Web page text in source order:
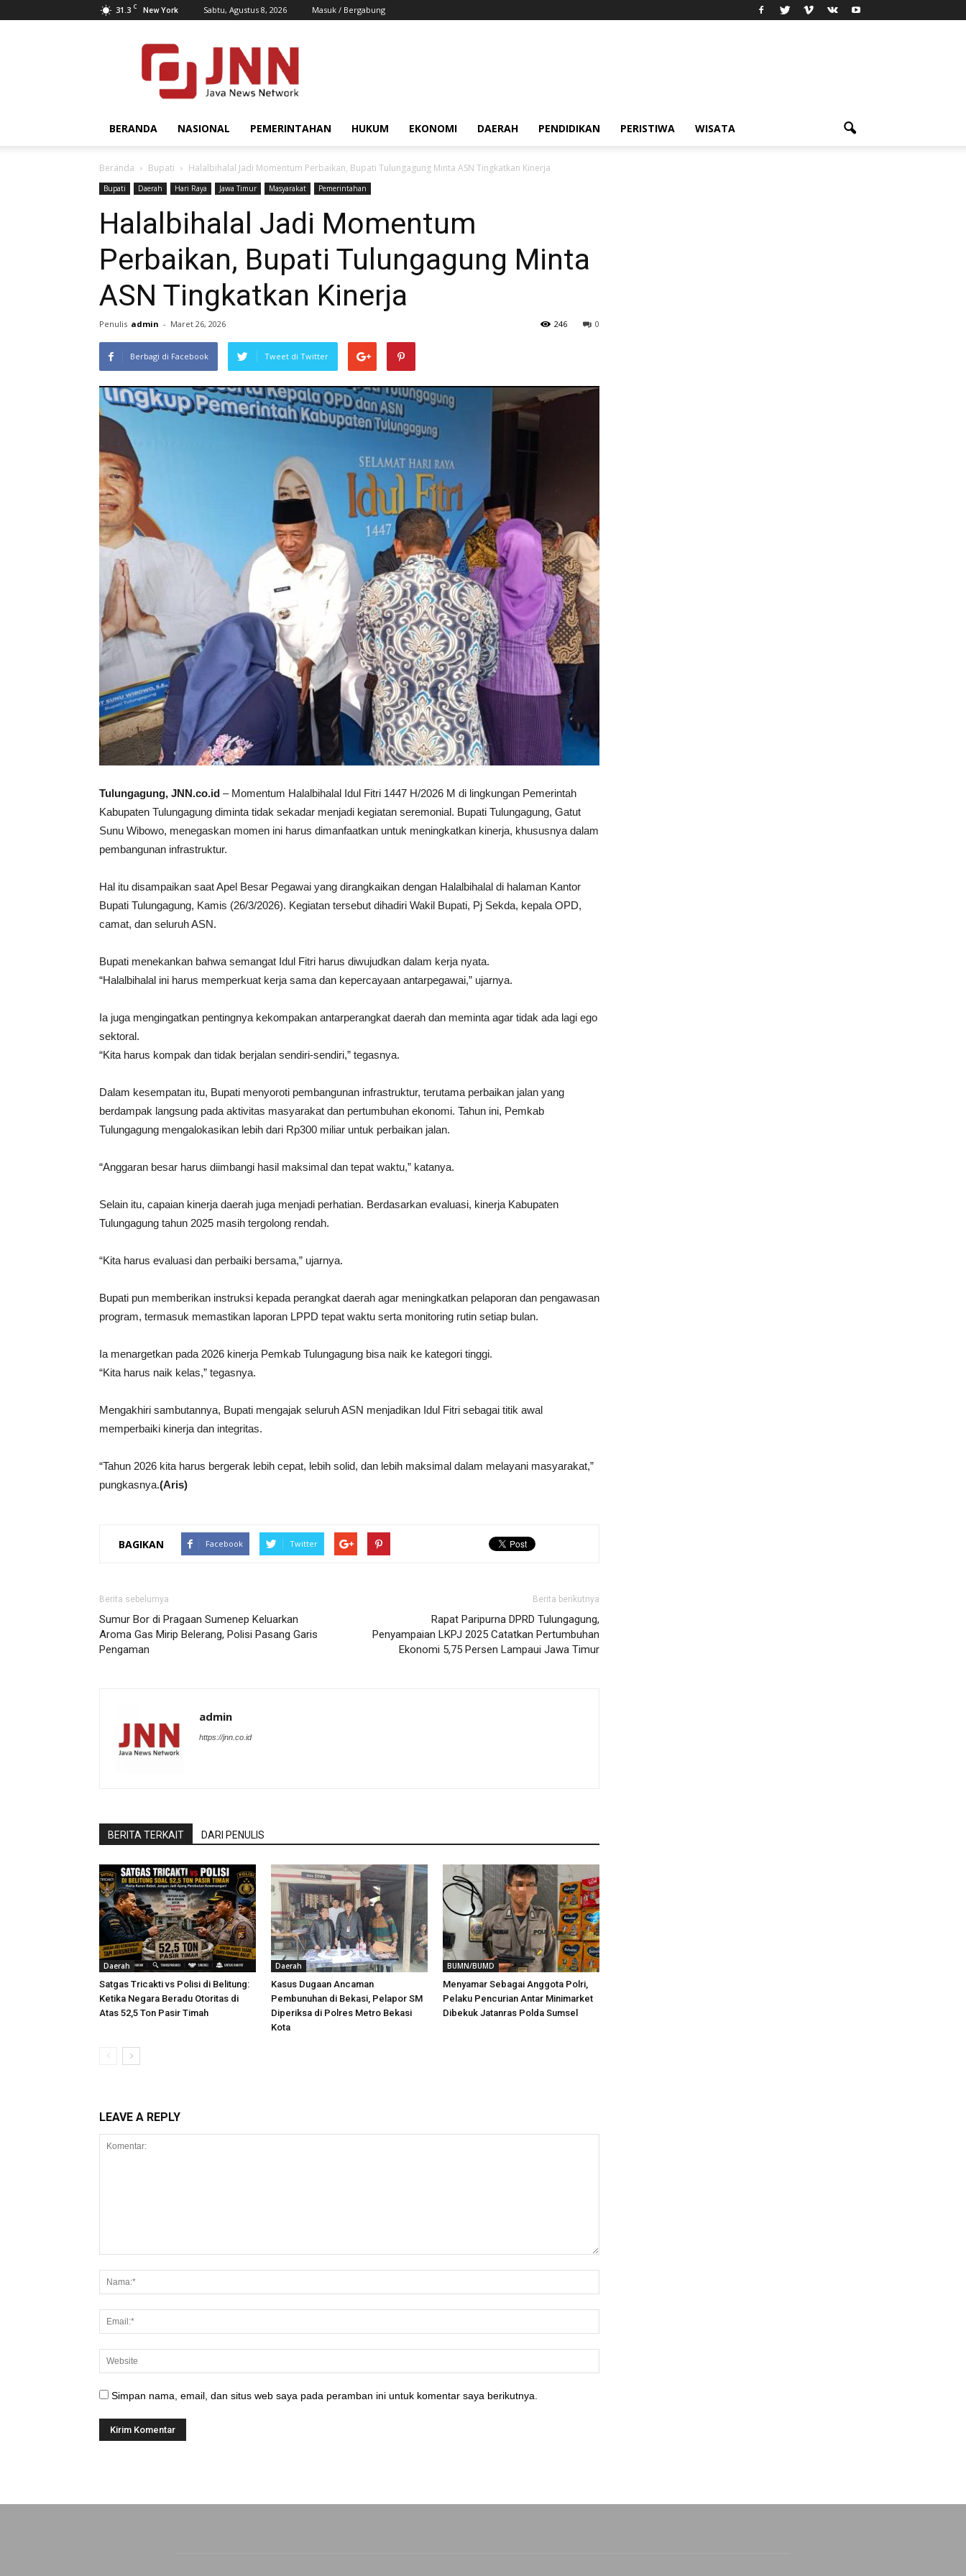
31.3 C New York Sabtu, Agustus 8, 2026 Masuk / Bergabung
JNN.co.id
BERANDA NASIONAL PEMERINTAHAN HUKUM EKONOMI DAERAH PENDIDIKAN PERISTIWA WISATA
Beranda Bupati Halalbihalal Jadi Momentum Perbaikan, Bupati Tulungagung Minta ASN Tingkatkan Kinerja
Bupati Daerah Hari Raya Jawa Timur Masyarakat Pemerintahan
Halalbihalal Jadi Momentum
Perbaikan, Bupati Tulungagung Minta
ASN Tingkatkan Kinerja
Penulis admin - Maret 26, 2026 0
246
Berbagi di Facebook Tweet di Twitter
Tulungagung, JNN.co.id – Momentum Halalbihalal Idul Fitri 1447 H/2026 M di lingkungan Pemerintah
Kabupaten Tulungagung diminta tidak sekadar menjadi kegiatan seremonial. Bupati Tulungagung, Gatut
Sunu Wibowo, menegaskan momen ini harus dimanfaatkan untuk meningkatkan kinerja, khususnya dalam
pembangunan infrastruktur.
Hal itu disampaikan saat Apel Besar Pegawai yang dirangkaikan dengan Halalbihalal di halaman Kantor
Bupati Tulungagung, Kamis (26/3/2026). Kegiatan tersebut dihadiri Wakil Bupati, Pj Sekda, kepala OPD,
camat, dan seluruh ASN.
Bupati menekankan bahwa semangat Idul Fitri harus diwujudkan dalam kerja nyata.
“Halalbihalal ini harus memperkuat kerja sama dan kepercayaan antarpegawai,” ujarnya.
Ia juga mengingatkan pentingnya kekompakan antarperangkat daerah dan meminta agar tidak ada lagi ego
sektoral.
“Kita harus kompak dan tidak berjalan sendiri-sendiri,” tegasnya.
Dalam kesempatan itu, Bupati menyoroti pembangunan infrastruktur, terutama perbaikan jalan yang
berdampak langsung pada aktivitas masyarakat dan pertumbuhan ekonomi. Tahun ini, Pemkab
Tulungagung mengalokasikan lebih dari Rp300 miliar untuk perbaikan jalan.
“Anggaran besar harus diimbangi hasil maksimal dan tepat waktu,” katanya.
Selain itu, capaian kinerja daerah juga menjadi perhatian. Berdasarkan evaluasi, kinerja Kabupaten
Tulungagung tahun 2025 masih tergolong rendah.
“Kita harus evaluasi dan perbaiki bersama,” ujarnya.
Bupati pun memberikan instruksi kepada perangkat daerah agar meningkatkan pelaporan dan pengawasan
program, termasuk memastikan laporan LPPD tepat waktu serta monitoring rutin setiap bulan.
Ia menargetkan pada 2026 kinerja Pemkab Tulungagung bisa naik ke kategori tinggi.
“Kita harus naik kelas,” tegasnya.
Mengakhiri sambutannya, Bupati mengajak seluruh ASN menjadikan Idul Fitri sebagai titik awal
memperbaiki kinerja dan integritas.
“Tahun 2026 kita harus bergerak lebih cepat, lebih solid, dan lebih maksimal dalam melayani masyarakat,”
pungkasnya.(Aris)
BAGIKAN Facebook Twitter
Berita sebelumya
Sumur Bor di Pragaan Sumenep Keluarkan
Aroma Gas Mirip Belerang, Polisi Pasang Garis
Pengaman
Berita berikutnya
Rapat Paripurna DPRD Tulungagung,
Penyampaian LKPJ 2025 Catatkan Pertumbuhan
Ekonomi 5,75 Persen Lampaui Jawa Timur
admin
https://jnn.co.id
BERITA TERKAIT DARI PENULIS
Daerah
Satgas Tricakti vs Polisi di Belitung:
Ketika Negara Beradu Otoritas di
Atas 52,5 Ton Pasir Timah
Daerah
Kasus Dugaan Ancaman
Pembunuhan di Bekasi, Pelapor SM
Diperiksa di Polres Metro Bekasi
Kota
BUMN/BUMD
Menyamar Sebagai Anggota Polri,
Pelaku Pencurian Antar Minimarket
Dibekuk Jatanras Polda Sumsel
LEAVE A REPLY
Simpan nama, email, dan situs web saya pada peramban ini untuk komentar saya berikutnya.